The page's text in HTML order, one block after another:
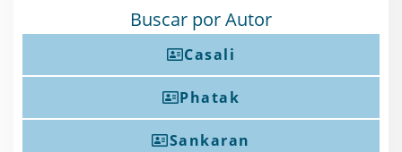
Buscar por Autor
Casali
Phatak
Sankaran